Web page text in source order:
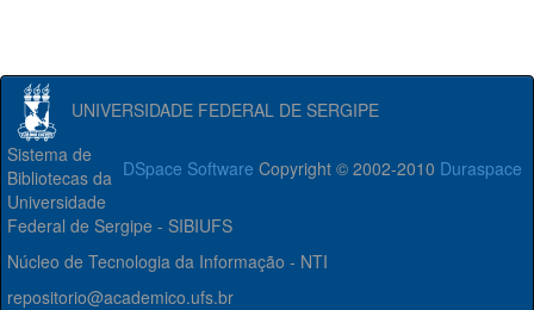
UNIVERSIDADE FEDERAL DE SERGIPE
DSpace Software Copyright © 2002-2010 Duraspace
Sistema de
Bibliotecas da
Universidade
Federal de Sergipe - SIBIUFS
Núcleo de Tecnologia da Informação - NTI
repositorio@academico.ufs.br